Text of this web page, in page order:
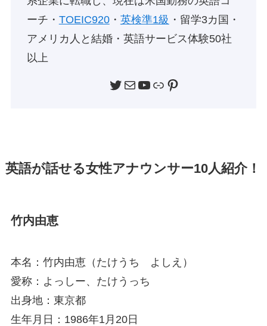
ーチ・ TOEIC920・ 英検準1級 ・留学3カ国・
アメリカ人と結婚・英語サービス体験50社
以上
Twitter メールYouTube リンク Pinterest
英語が話せる女性アナウンサー10人紹介！
竹内由恵
本名：竹内由恵（たけうち よしえ）
愛称：よっしー、たけうっち
出身地：東京都
生年月日：1986年1月20日